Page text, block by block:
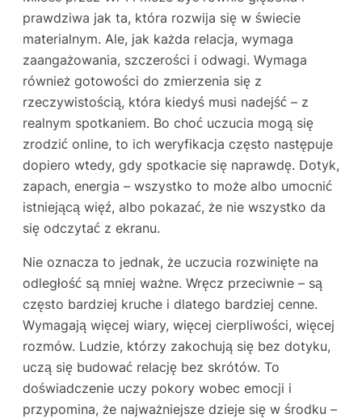
prawdziwa jak ta, która rozwija się w świecie
materialnym. Ale, jak każda relacja, wymaga
zaangażowania, szczerości i odwagi. Wymaga
również gotowości do zmierzenia się z
rzeczywistością, która kiedyś musi nadejść – z
realnym spotkaniem. Bo choć uczucia mogą się
zrodzić online, to ich weryfikacja często następuje
dopiero wtedy, gdy spotkacie się naprawdę. Dotyk,
zapach, energia – wszystko to może albo umocnić
istniejącą więź, albo pokazać, że nie wszystko da
się odczytać z ekranu.
Nie oznacza to jednak, że uczucia rozwinięte na
odległość są mniej ważne. Wręcz przeciwnie – są
często bardziej kruche i dlatego bardziej cenne.
Wymagają więcej wiary, więcej cierpliwości, więcej
rozmów. Ludzie, którzy zakochują się bez dotyku,
uczą się budować relację bez skrótów. To
doświadczenie uczy pokory wobec emocji i
przypomina, że najważniejsze dzieje się w środku –